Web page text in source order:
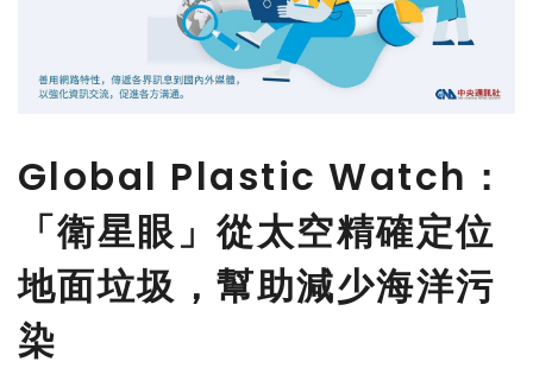
Global Plastic Watch：
「衛星眼」從太空精確定位
地面垃圾，幫助減少海洋污
染